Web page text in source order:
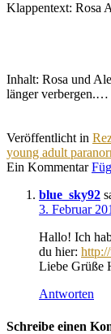
Klappentext: Rosa
Inhalt: Rosa und
länger verbergen.…
Veröffentlicht in
young adult
Ein Kommentar
blue_sky92
3. Februar
Hallo! Ich
du hier:
Liebe Grüße
Antworten
Schreibe einen